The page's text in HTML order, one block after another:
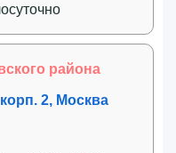
района
2, Москва